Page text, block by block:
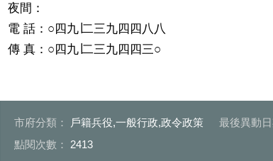
夜間：
電 話：○四九∣二三九四四八八
傳 真：○四九∣二三九四四三○
市府分類： 戶籍兵役,一般行政,政令政策 最後異動日
點閱次數： 2413